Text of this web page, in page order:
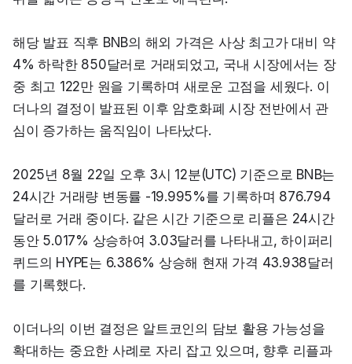
해당 발표 직후 BNB의 해외 가격은 사상 최고가 대비 약
4% 하락한 850달러로 거래되었고, 국내 시장에서는 장
중 최고 122만 원을 기록하며 새로운 고점을 세웠다. 이
더나의 결정이 발표된 이후 암호화폐 시장 전반에서 관
심이 증가하는 움직임이 나타났다.
2025년 8월 22일 오후 3시 12분(UTC) 기준으로 BNB는
24시간 거래량 변동률 -19.995%를 기록하며 876.794
달러로 거래 중이다. 같은 시간 기준으로 리플은 24시간
동안 5.017% 상승하여 3.03달러를 나타내고, 하이퍼리
퀴드의 HYPE는 6.386% 상승해 현재 가격 43.938달러
를 기록했다.
이더나의 이번 결정은 알트코인의 담보 활용 가능성을
확대하는 중요한 사례로 자리 잡고 있으며, 향후 리플과